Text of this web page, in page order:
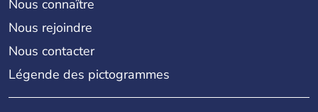
Nous connaître
Nous rejoindre
Nous contacter
Légende des pictogrammes